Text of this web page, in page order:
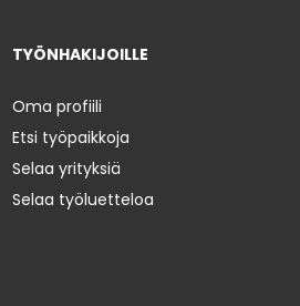
TYÖNHAKIJOILLE
Oma profiili
Etsi työpaikkoja
Selaa yrityksiä
Selaa työluetteloa